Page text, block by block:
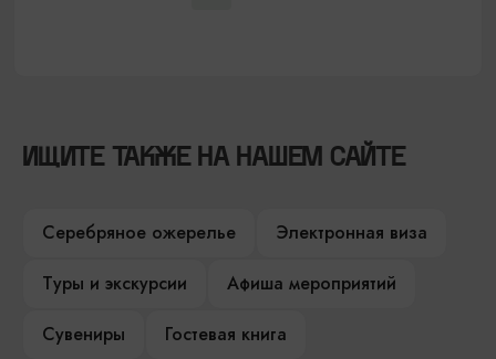
ИЩИТЕ ТАКЖЕ НА НАШЕМ САЙТЕ
Серебряное ожерелье
Электронная виза
Туры и экскурсии
Афиша мероприятий
Сувениры
Гостевая книга